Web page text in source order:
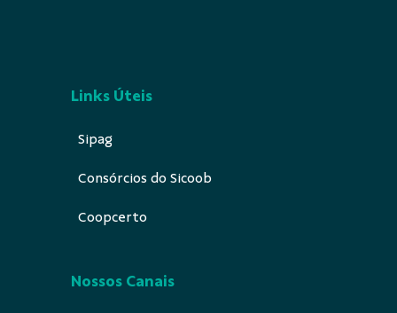
Links Úteis
Sipag
Consórcios do Sicoob
Coopcerto
Nossos Canais